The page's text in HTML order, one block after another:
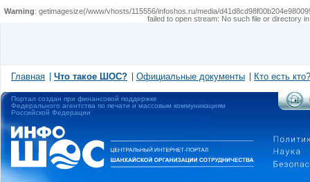
Warning: getimagesize(/www/vhosts/115556/infoshos.ru/media/
failed to open stream: No such file or directory
Главная Что такое ШОС? Официальные документы Кто есть кто?
Портал создан при финансовой поддержке
Федерального агентства по печати и массовым коммуникациям
Российской Федерации